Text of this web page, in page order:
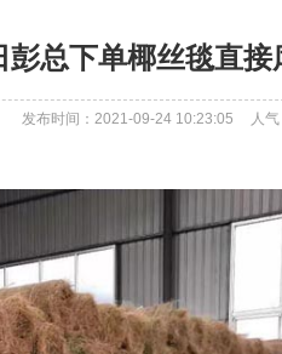
彭总下单椰丝毯直接
发布时间：2021-09-24 10:23:05 人气